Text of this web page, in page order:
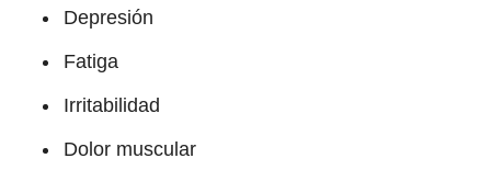
Depresión
Fatiga
Irritabilidad
Dolor muscular